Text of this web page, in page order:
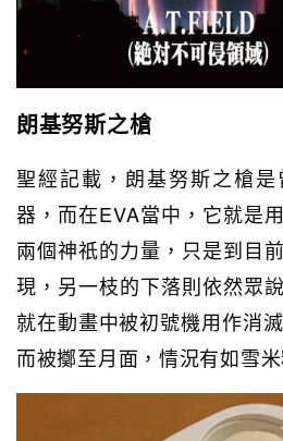
朗基努斯之槍
聖經記載，朗基努斯之槍
器，而在EVA當中，它就是
兩個神祇的力量，只是到目
現，另一枝的下落則依然眾
就在動畫中被初號機用作消
而被擲至月面，情況有如雪